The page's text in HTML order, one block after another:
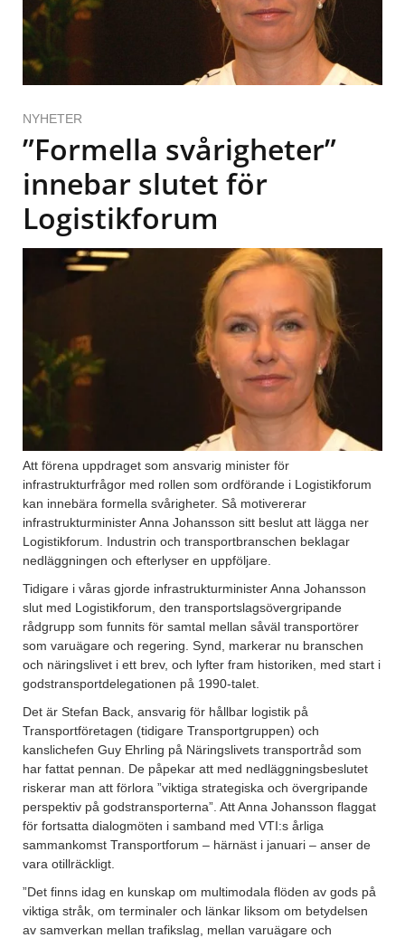
NYHETER
”Formella svårigheter”
innebar slutet för
Logistikforum
Att förena uppdraget som ansvarig minister för
infrastrukturfrågor med rollen som ordförande i Logistikforum
kan innebära formella svårigheter. Så motivererar
infrastrukturminister Anna Johansson sitt beslut att lägga ner
Logistikforum. Industrin och transportbranschen beklagar
nedläggningen och efterlyser en uppföljare.
Tidigare i våras gjorde infrastrukturminister Anna Johansson
slut med Logistikforum, den transportslagsövergripande
rådgrupp som funnits för samtal mellan såväl transportörer
som varuägare och regering. Synd, markerar nu branschen
och näringslivet i ett brev, och lyfter fram historiken, med start i
godstransportdelegationen på 1990-talet.
Det är Stefan Back, ansvarig för hållbar logistik på
Transportföretagen (tidigare Transportgruppen) och
kanslichefen Guy Ehrling på Näringslivets transportråd som
har fattat pennan. De påpekar att med nedläggningsbeslutet
riskerar man att förlora ”viktiga strategiska och övergripande
perspektiv på godstransporterna”. Att Anna Johansson flaggat
för fortsatta dialogmöten i samband med VTI:s årliga
sammankomst Transportforum – härnäst i januari – anser de
vara otillräckligt.
”Det finns idag en kunskap om multimodala flöden av gods på
viktiga stråk, om terminaler och länkar liksom om betydelsen
av samverkan mellan trafikslag, mellan varuägare och